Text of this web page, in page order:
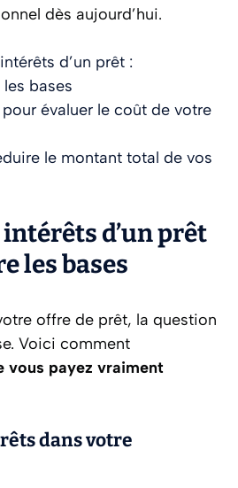
dès aujourd’hui.
d’un prêt :
bases
évaluer le coût de votre
le montant total de vos
d’un prêt
les bases
offre de prêt, la question
Voici comment
vous payez vraiment
dans votre